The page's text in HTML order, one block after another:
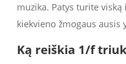
muzika. Patys turite viską
kiekvieno žmogaus ausis
Ką reiškia 1/f